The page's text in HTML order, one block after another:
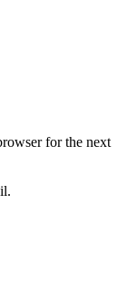
for the next